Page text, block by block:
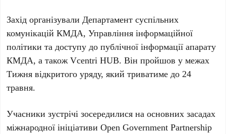
Захід організувалиДепартамент суспільних
комунікацій КМДА,Управління інформаційної
політики та доступу до публічної інформації апарату
КМДА, а такожVcentri HUB. Він пройшов у межах
Тижня відкритого уряду, який триватиме до24
травня.
Учасники зустрічі зосередилися на основних засадах
міжнародної ініціативиOpen Government Partnership